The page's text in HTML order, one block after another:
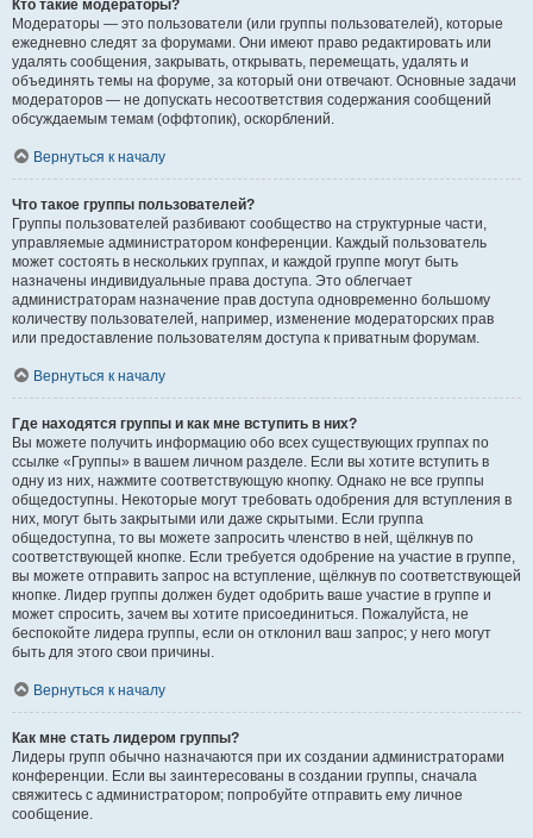
Кто такие модераторы?
Модераторы — это пользователи (или группы пользователей), которые
ежедневно следят за форумами. Они имеют право редактировать или
удалять сообщения, закрывать, открывать, перемещать, удалять и
объединять темы на форуме, за который они отвечают. Основные задачи
модераторов — не допускать несоответствия содержания сообщений
обсуждаемым темам (оффтопик), оскорблений.
Вернуться к началу
Что такое группы пользователей?
Группы пользователей разбивают сообщество на структурные части,
управляемые администратором конференции. Каждый пользователь
может состоять в нескольких группах, и каждой группе могут быть
назначены индивидуальные права доступа. Это облегчает
администраторам назначение прав доступа одновременно большому
количеству пользователей, например, изменение модераторских прав
или предоставление пользователям доступа к приватным форумам.
Вернуться к началу
Где находятся группы и как мне вступить в них?
Вы можете получить информацию обо всех существующих группах по
ссылке «Группы» в вашем личном разделе. Если вы хотите вступить в
одну из них, нажмите соответствующую кнопку. Однако не все группы
общедоступны. Некоторые могут требовать одобрения для вступления в
них, могут быть закрытыми или даже скрытыми. Если группа
общедоступна, то вы можете запросить членство в ней, щёлкнув по
соответствующей кнопке. Если требуется одобрение на участие в группе,
вы можете отправить запрос на вступление, щёлкнув по соответствующей
кнопке. Лидер группы должен будет одобрить ваше участие в группе и
может спросить, зачем вы хотите присоединиться. Пожалуйста, не
беспокойте лидера группы, если он отклонил ваш запрос; у него могут
быть для этого свои причины.
Вернуться к началу
Как мне стать лидером группы?
Лидеры групп обычно назначаются при их создании администраторами
конференции. Если вы заинтересованы в создании группы, сначала
свяжитесь с администратором; попробуйте отправить ему личное
сообщение.